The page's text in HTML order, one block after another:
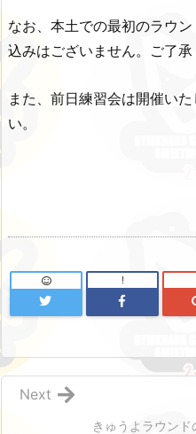
なお、本土での最初のラウ
込みはございません。ご了承
また、前日練習会は開催い
い。
!
きゅうよラウン
Next